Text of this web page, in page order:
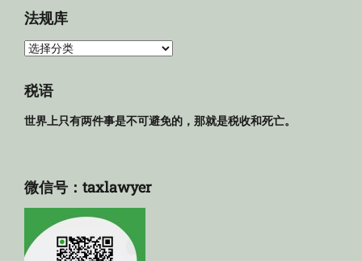
法规库
法
库
税语
世界上只有两件事是不可避免的，那就是税收和死亡。
微信号：taxlawyer